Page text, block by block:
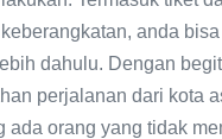
anda
dahulu. Dengan
perjalanan dari kota
ada orang yang tidak